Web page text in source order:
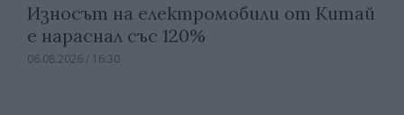
Износът на електромобили от Китай
е нараснал със 120%
06.08.2026 / 16:30